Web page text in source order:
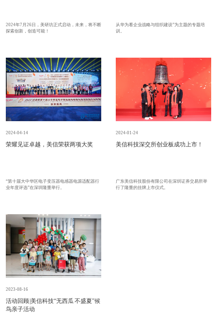
2024年7月26日，美研坊正式启动，未来，将不断
探索创新，创造可能！
从华为看企业战略与组织建设”为主题的专题培
训。
2024-04-14
荣耀见证卓越，美信荣获两项大奖
“第十届大中华区电子变压器电感器电源适配器行
业年度评选”在深圳隆重举行。
2024-01-24
美信科技深交所创业板成功上市！
广东美信科技股份有限公司在深圳证券交易所举
行了隆重的挂牌上市仪式。
2023-08-16
活动回顾 |美信科技“无西瓜 不盛夏”候
鸟亲子活动